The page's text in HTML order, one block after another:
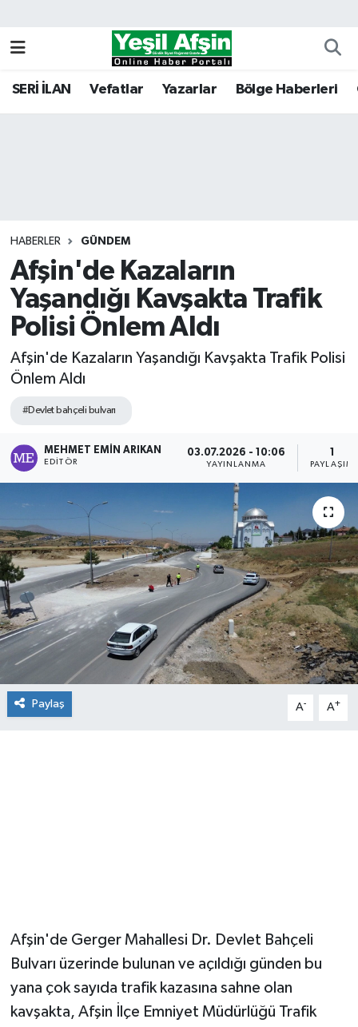
SERİ İLAN Vefatlar Yazarlar Bölge Haberleri
HABERLER GÜNDEM
Afşin'de Kazaların
Yaşandığı Kavşakta Trafik
Polisi Önlem Aldı
Afşin'de Kazaların Yaşandığı Kavşakta Trafik Polisi
Önlem Aldı
#Devlet bahçeli bulvarı
MEHMET EMIN ARIKAN
EDITÖR
03.07.2026 - 10:06
YAYINLANMA
1
PAYLAŞIM
Paylaş A- A+
Afşin'de Gerger Mahallesi Dr. Devlet Bahçeli
Bulvarı üzerinde bulunan ve açıldığı günden bu
yana çok sayıda trafik kazasına sahne olan
kavşakta, Afşin İlçe Emniyet Müdürlüğü Trafik
Kahramanmaraş Nöbetçi Eczaneler
Tüm Manşetler
Son Dakika Haberleri